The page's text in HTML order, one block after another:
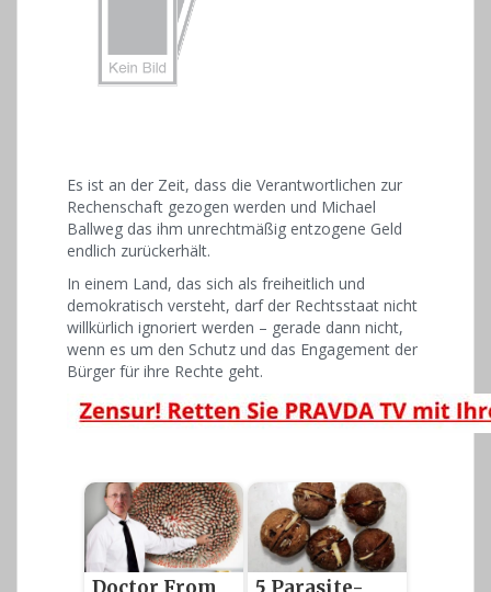
Es ist an der Zeit, dass die Verantwortlichen zur
Rechenschaft gezogen werden und Michael
Ballweg das ihm unrechtmäßig entzogene Geld
endlich zurückerhält.
In einem Land, das sich als freiheitlich und
demokratisch versteht, darf der Rechtsstaat nicht
willkürlich ignoriert werden – gerade dann nicht,
wenn es um den Schutz und das Engagement der
Bürger für ihre Rechte geht.